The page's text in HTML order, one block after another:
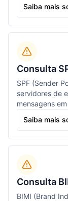
Saiba mais
Consulta
SPF (Sender
servidores de
mensagens
Saiba mais
Consulta
BIMI (Brand